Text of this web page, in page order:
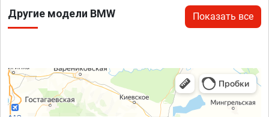
Другие модели BMW Показать все